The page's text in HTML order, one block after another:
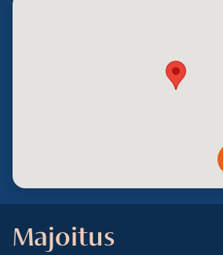
Majoitus